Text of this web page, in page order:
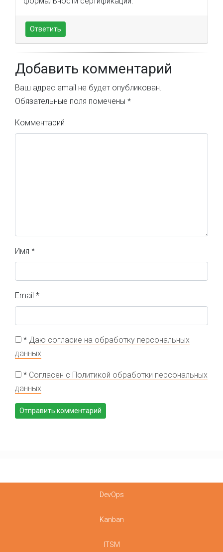
Ответить
Добавить комментарий
Ваш адрес email не будет опубликован.
Обязательные поля помечены *
Комментарий
Имя *
Email *
* Даю согласие на обработку персональных
данных
* Согласен с Политикой обработки персональных
данных
DevOps
Kanban
ITSM